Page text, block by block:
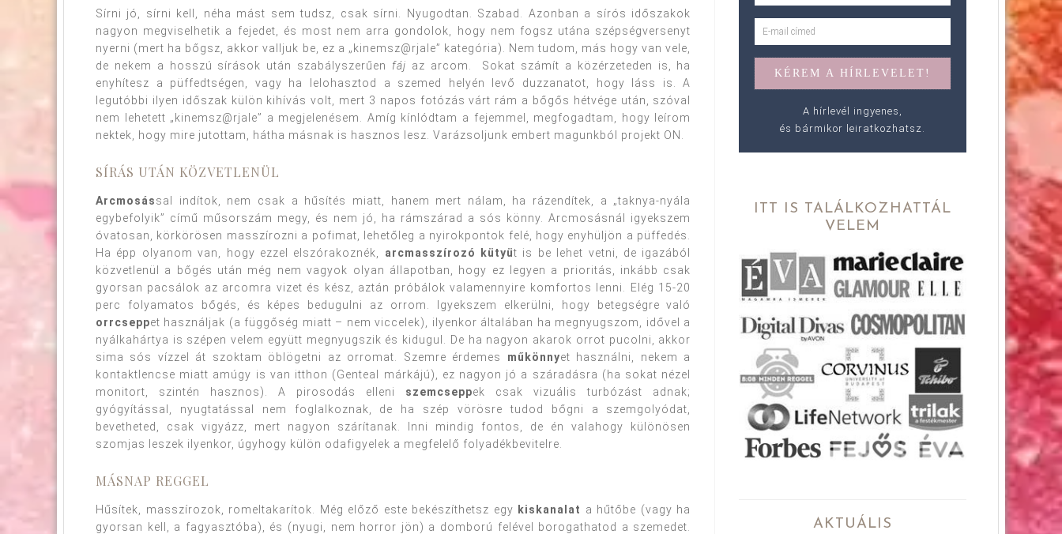
Sírni jó, sírni kell, néha mást sem tudsz, csak sírni. Nyugodtan. Szabad. Azonban a sírós időszakok
nagyon megviselhetik a fejedet, és most nem arra gondolok, hogy nem fogsz utána szépségversenyt
nyerni (mert ha bőgsz, akkor valljuk be, ez a „kinemsz@rjale” kategória). Nem tudom, más hogy van vele,
de nekem a hosszú sírások után szabályszerűen fáj az arcom. Sokat számít a közérzeteden is, ha
enyhítesz a püffedtségen, vagy ha lelohasztod a szemed helyén levő duzzanatot, hogy láss is. A
legutóbbi ilyen időszak külön kihívás volt, mert 3 napos fotózás várt rám a bőgős hétvége után, szóval
nem lehetett „kinemsz@rjale” a megjelenésem. Amíg kínlódtam a fejemmel, megfogadtam, hogy leírom
nektek, hogy mire jutottam, hátha másnak is hasznos lesz. Varázsoljunk embert magunkból projekt ON.
SÍRÁS UTÁN KÖZVETLENÜL
Arcmosással indítok, nem csak a hűsítés miatt, hanem mert nálam, ha rázendítek, a „taknya-nyála
egybefolyik” című műsorszám megy, és nem jó, ha rámszárad a sós könny. Arcmosásnál igyekszem
óvatosan, körkörösen masszírozni a pofimat, lehetőleg a nyirokpontok felé, hogy enyhüljön a püffedés.
Ha épp olyanom van, hogy ezzel elszórakoznék, arcmasszírozó kütyüt is be lehet vetni, de igazából
közvetlenül a bőgés után még nem vagyok olyan állapotban, hogy ez legyen a prioritás, inkább csak
gyorsan pacsálok az arcomra vizet és kész, aztán próbálok valamennyire komfortos lenni. Elég 15-20
perc folyamatos bőgés, és képes bedugulni az orrom. Igyekszem elkerülni, hogy betegségre való
orrcseppet használjak (a függőség miatt – nem viccelek), ilyenkor általában ha megnyugszom, idővel a
nyálkahártya is szépen velem együtt megnyugszik és kidugul. De ha nagyon akarok orrot pucolni, akkor
sima sós vízzel át szoktam öblögetni az orromat. Szemre érdemes műkönnyet használni, nekem a
kontaktlencse miatt amúgy is van itthon (Genteal márkájú), ez nagyon jó a száradásra (ha sokat nézel
monitort, szintén hasznos). A pirosodás elleni szemcseppek csak vizuális turbózást adnak;
gyógyítással, nyugtatással nem foglalkoznak, de ha szép vörösre tudod bőgni a szemgolyódat,
bevetheted, csak vigyázz, mert nagyon szárítanak. Inni mindig fontos, de én valahogy különösen
szomjas leszek ilyenkor, úgyhogy külön odafigyelek a megfelelő folyadékbevitelre.
MÁSNAP REGGEL
Hűsítek, masszírozok, romeltakarítok. Még előző este bekészíthetsz egy kiskanalat a hűtőbe (vagy ha
gyorsan kell, a fagyasztóba), és (nyugi, nem horror jön) a domború felével borogathatod a szemedet.
A hírlevél ingyenes,
és bármikor leiratkozhatsz.
ITT IS TALÁLKOZHATTÁL
VELEM
AKTUÁLIS